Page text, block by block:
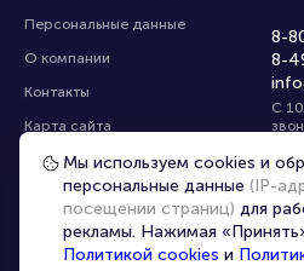
Персональные данные
О компании
Контакты
Карта сайта
Управление cookies
8-
8-
С
Все
Главная |
Мы используем cookies и
персональные данные (IP-
посещении страниц) для
рекламы. Нажимая
Политикой cookies и